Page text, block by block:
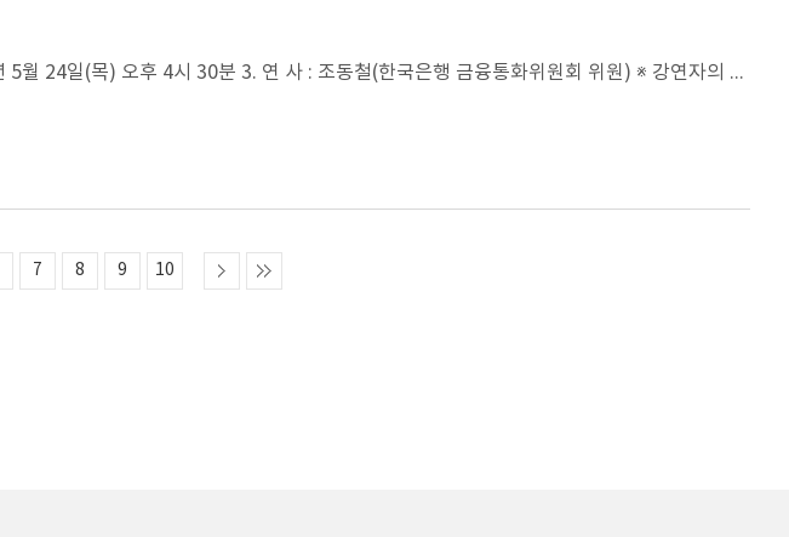
1. 강연차수 및 제목 : 아주강좌 제369강 2. 일 시 : 2018년 5월 24일(목) 오후 4시 30분 3. 연 사 : 조동철(한국은행 금융통화위원회 위원) ※ 강연자의 요청으로 동영상은 게재하지 않습니다.
7 8 9 10